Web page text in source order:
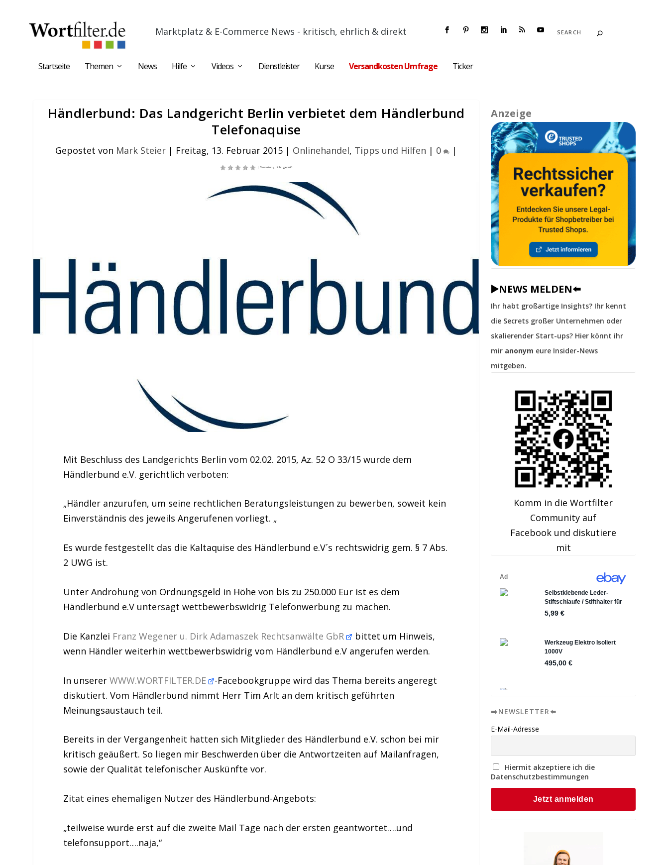
Marktplatz & E-Commerce News - kritisch, ehrlich & direkt
Startseite Themen News Hilfe Videos Dienstleister Kurse Versandkosten Umfrage Ticker
Händlerbund: Das Landgericht Berlin verbietet dem Händlerbund
Telefonaquise
Gepostet von Mark Steier | Freitag, 13. Februar 2015 | Onlinehandel, Tipps und Hilfen | 0 |
Mit Beschluss des Landgerichts Berlin vom 02.02. 2015, Az. 52 O 33/15 wurde dem
Händlerbund e.V. gerichtlich verboten:
„Händler anzurufen, um seine rechtlichen Beratungsleistungen zu bewerben, soweit kein
Einverständnis des jeweils Angerufenen vorliegt. „
Es wurde festgestellt das die Kaltaquise des Händlerbund e.V´s rechtswidrig gem. § 7 Abs.
2 UWG ist.
Unter Androhung von Ordnungsgeld in Höhe von bis zu 250.000 Eur ist es dem
Händlerbund e.V untersagt wettbewerbswidrig Telefonwerbung zu machen.
Die Kanzlei Franz Wegener u. Dirk Adamaszek Rechtsanwälte GbR
bittet um Hinweis,
wenn Händler weiterhin wettbewerbswidrig vom Händlerbund e.V angerufen werden.
In unsererWWW.WORTFILTER.DE
-Facebookgruppe wird das Thema bereits angeregt
diskutiert. Vom Händlerbund nimmt Herr Tim Arlt an dem kritisch geführten
Meinungsaustauch teil.
Bereits in der Vergangenheit hatten sich Mitglieder des Händlerbund e.V. schon bei mir
kritisch geäußert. So liegen mir Beschwerden über die Antwortzeiten auf Mailanfragen,
sowie der Qualität telefonischer Auskünfte vor.
Zitat eines ehemaligen Nutzer des Händlerbund-Angebots:
„teilweise wurde erst auf die zweite Mail Tage nach der ersten geantwortet….und
telefonsupport….naja,“
Anzeige
▶️NEWS MELDEN⬅️
Ihr habt großartige Insights? Ihr kennt
die Secrets großer Unternehmen oder
skalierender Start-ups? Hier könnt ihr
mir anonym eure Insider-News
mitgeben.
Komm in die Wortfilter
Community auf
Facebook und diskutiere
mit
➡️NEWSLETTER⬅️
E-Mail-Adresse
Hiermit akzeptiere ich die
Datenschutzbestimmungen